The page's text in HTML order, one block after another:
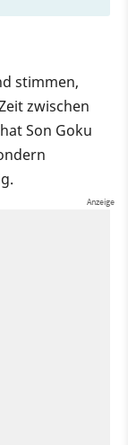
stimmen,
zwischen
Son Goku